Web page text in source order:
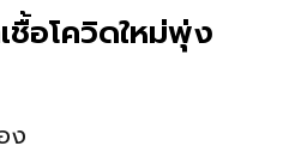
อโควิดใหม่พุ่ง
ง